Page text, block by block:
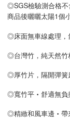
◎SGS檢驗測合格不
商品後曬曬太陽1個
◎床面無車線處理，
◎台灣竹，純天然竹
◎厚竹片，隔開彈簧
◎寬竹平‧舒適無負
◎精緻和風車邊‧帶